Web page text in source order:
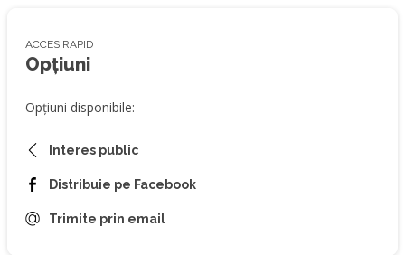
ACCES RAPID
Opțiuni
Opțiuni disponibile:
Interes public
Distribuie pe Facebook
Trimite prin email